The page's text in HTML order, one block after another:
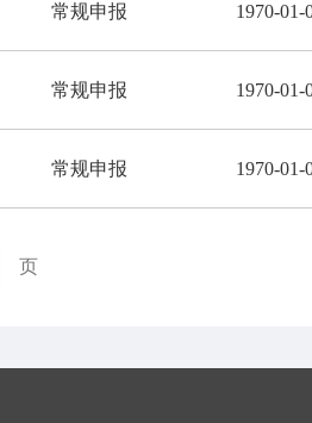
常规申报 1970-01-
常规申报 1970-01-
常规申报 1970-01-
页